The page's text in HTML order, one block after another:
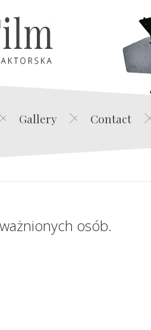
Edwin Film Agencja Aktorska
Gallery Contact
osób.